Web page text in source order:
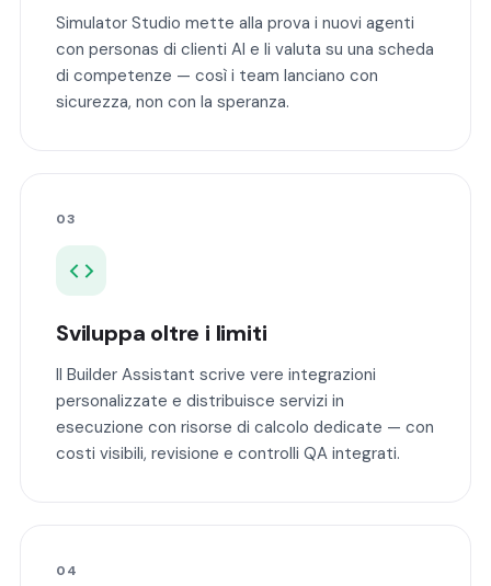
Simulator Studio mette alla prova i nuovi agenti
con personas di clienti AI e li valuta su una scheda
di competenze — così i team lanciano con
sicurezza, non con la speranza.
03
Sviluppa oltre i limiti
Il Builder Assistant scrive vere integrazioni
personalizzate e distribuisce servizi in
esecuzione con risorse di calcolo dedicate — con
costi visibili, revisione e controlli QA integrati.
04